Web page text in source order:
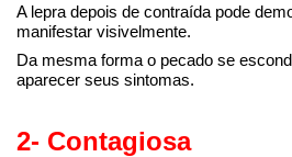
A lepra depois de contraída pode
manifestar visivelmente.
Da mesma forma o pecado se
aparecer seus sintomas.
2- Contagiosa